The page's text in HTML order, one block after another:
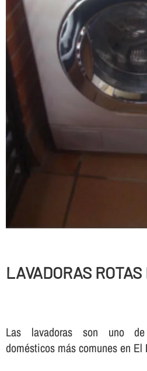
LAVADORAS
Las lavadoras son uno de
domésticos más comunes en El